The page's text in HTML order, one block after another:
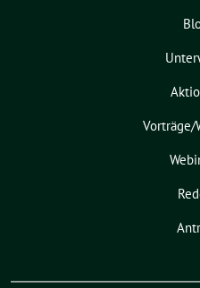
Vorträge/